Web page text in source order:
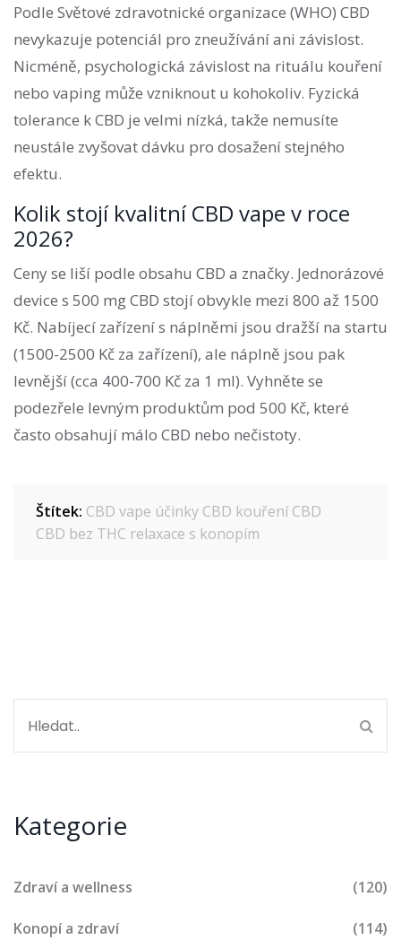
Podle Světové zdravotnické organizace (WHO) CBD
nevykazuje potenciál pro zneužívání ani závislost.
Nicméně, psychologická závislost na rituálu kouření
nebo vaping může vzniknout u kohokoliv. Fyzická
tolerance k CBD je velmi nízká, takže nemusíte
neustále zvyšovat dávku pro dosažení stejného
efektu.
Kolik stojí kvalitní CBD vape v roce
2026?
Ceny se liší podle obsahu CBD a značky. Jednorázové
device s 500 mg CBD stojí obvykle mezi 800 až 1500
Kč. Nabíjecí zařízení s náplněmi jsou dražší na startu
(1500-2500 Kč za zařízení), ale náplně jsou pak
levnější (cca 400-700 Kč za 1 ml). Vyhněte se
podezřele levným produktům pod 500 Kč, které
často obsahují málo CBD nebo nečistoty.
Štítek: CBD vape účinky CBD kouření CBD
CBD bez THC relaxace s konopím
Kategorie
Zdraví a wellness (120)
Konopí a zdraví (114)